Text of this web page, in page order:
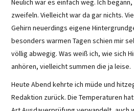
zweifeln. Vielleicht war da gar nichts.
Gehirn neuerdings eigene
besonders warmen Tagen schien mir
völlig abwegig. Was weiß ich, wie sich
anhören, vielleicht summen die ja leise.
Heute Abend kehrte ich müde und
Redaktion zurück. Die Temperaturen